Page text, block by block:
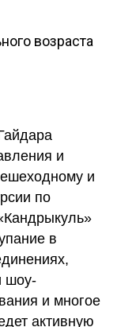
возраста
и
и
по
в
шоу-
и многое
активную